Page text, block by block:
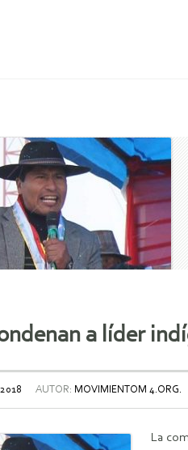
a líder
AUTOR: MOVIMIENTOM 4.ORG.
La